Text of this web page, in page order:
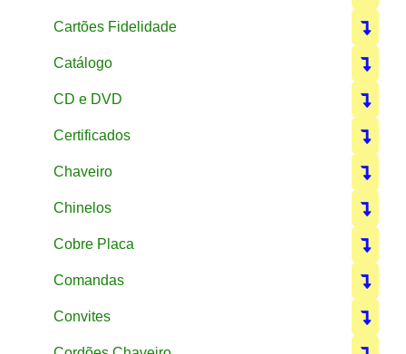
Cartões Fidelidade
Catálogo
CD e DVD
Certificados
Chaveiro
Chinelos
Cobre Placa
Comandas
Convites